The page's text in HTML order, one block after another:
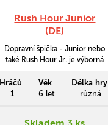
Rush Hour Junior
(DE)
Dopravní špička - Junior nebo
také Rush Hour Jr. je výborná
procvičíte logické myšlení.
Tato verze hry Rush Hour je
Hráčů
1
Věk
6 let
Délka hry
různá